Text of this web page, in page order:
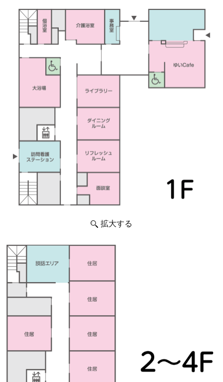
拡大する